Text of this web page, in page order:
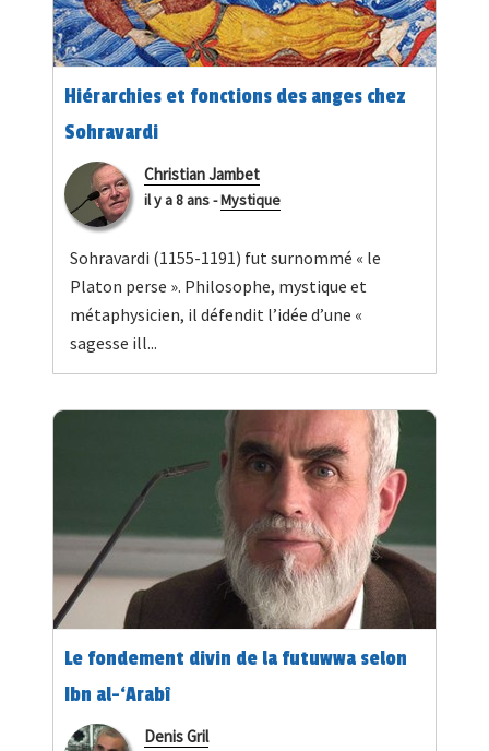
Hiérarchies et fonctions des anges chez
Sohravardi
Christian Jambet
il y a 8 ans-Mystique
Sohravardi (1155-1191) fut surnommé « le
Platon perse ». Philosophe, mystique et
métaphysicien, il défendit l’idée d’une «
sagesse ill...
Le fondement divin de la futuwwa selon
Ibn al-‘Arabî
Denis Gril